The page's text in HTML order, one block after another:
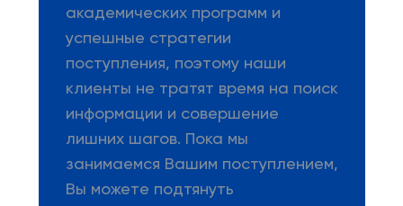
академических программ и
успешные стратегии
поступления, поэтому наши
клиенты не тратят время на поиск
информации и совершение
лишних шагов. Пока мы
занимаемся Вашим поступлением,
Вы можете подтянуть